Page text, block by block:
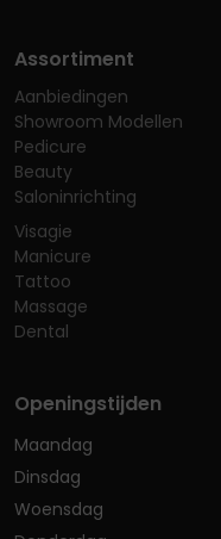
Assortiment
Aanbiedingen
Showroom Modellen
Pedicure
Beauty
Saloninrichting
Visagie
Manicure
Tattoo
Massage
Dental
Openingstijden
Maandag
Dinsdag
Woensdag